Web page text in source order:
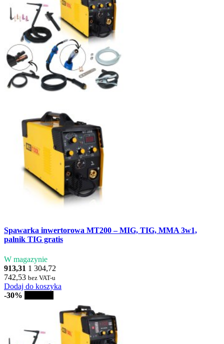
Spawarka inwertorowa MT200 – MIG, TIG, MMA 3w1,
palnik TIG gratis
W magazynie
913,31 1 304,72
742,53 bez VAT-u
Dodaj do koszyka
-30%